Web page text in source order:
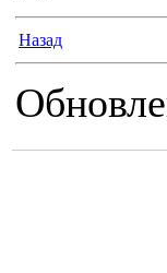
Назад